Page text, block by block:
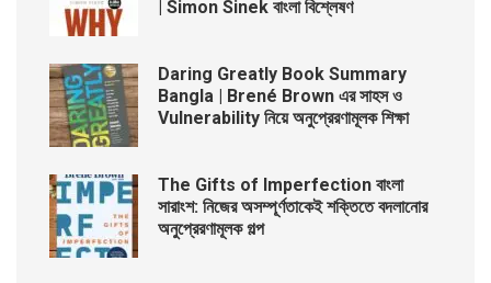
| Simon Sinek বাংলা বিশ্লেষণ
Daring Greatly Book Summary
Bangla | Brené Brown এর সাহস ও
Vulnerability নিয়ে অনুপ্রেরণামূলক শিক্ষা
The Gifts of Imperfection বাংলা
সারাংশ: নিজের অসম্পূর্ণতাকেই শক্তিতে বদলানোর
অনুপ্রেরণামূলক গল্প